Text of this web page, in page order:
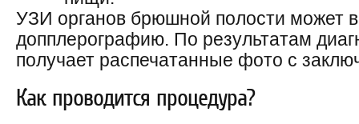
УЗИ органов брюшной полости может
допплерографию. По результатам
получает распечатанные фото с
Как проводится процедура?